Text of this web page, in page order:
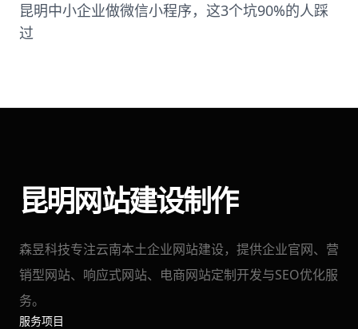
昆明中小企业做微信小程序，这3个坑90%的人踩
过
昆明网站建设制作
森昱科技专注云南本土企业网站建设，提供企业官网、营
销型网站、响应式网站、电商网站定制开发与SEO优化服
务。
服务项目